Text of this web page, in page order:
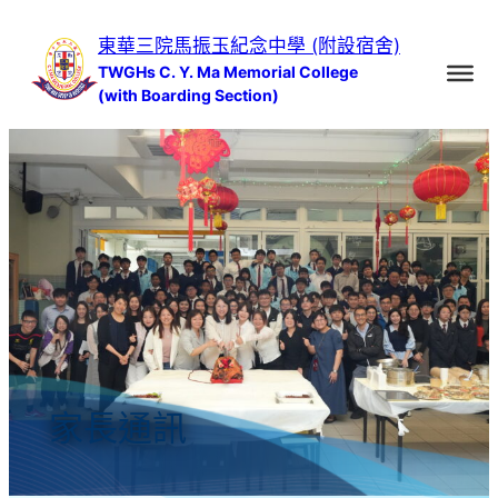
容
東華三院馬振玉紀念中學 (附設宿舍)
TWGHs C. Y. Ma Memorial College
(with Boarding Section)
家長通訊